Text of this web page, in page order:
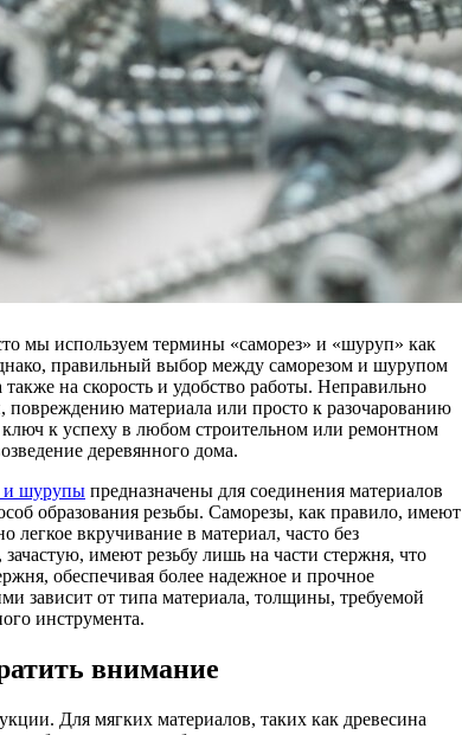
правильный выбор между саморезом и шурупом
на скорость и удобство работы. Неправильно
материала или просто к разочарованию
к успеху в любом строительном или ремонтном
деревянного дома.
и шурупы предназначены для соединения материалов
образования резьбы. Саморезы, как правило, имеют
легкое вкручивание в материал, часто без
имеют резьбу лишь на части стержня, что
обеспечивая более надежное и прочное
зависит от типа материала, толщины, требуемой
инструмента.
внимание
Для мягких материалов, таких как древесина